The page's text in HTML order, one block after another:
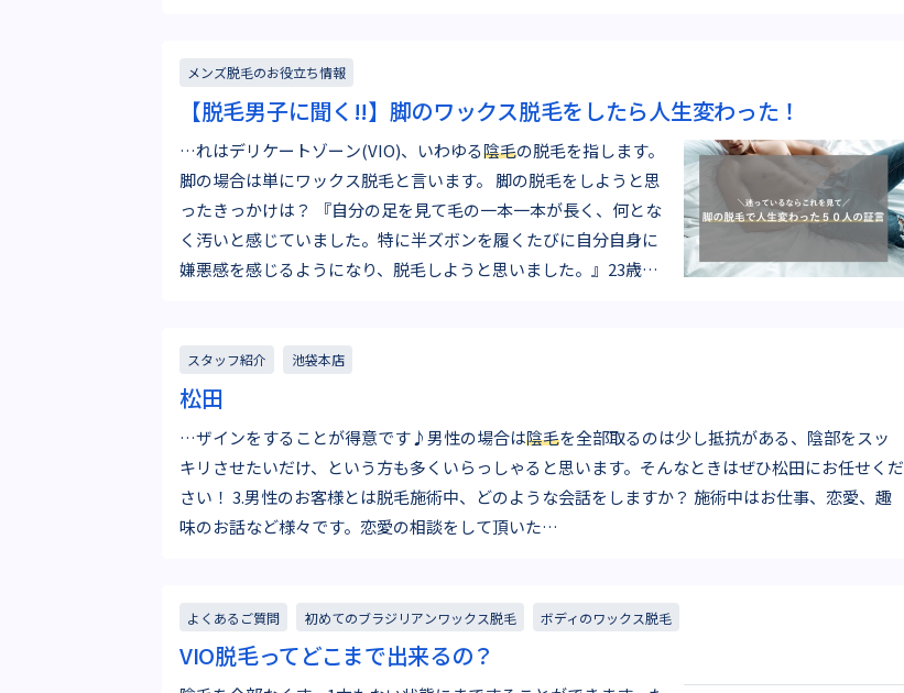
メンズ脱毛のお役立ち情報
【脱毛男子に聞く!!】脚のワックス脱毛をしたら人生変わった！
…れはデリケートゾーン(VIO)、いわゆる陰毛の脱毛を指します。
脚の場合は単にワックス脱毛と言います。 脚の脱毛をしようと思
ったきっかけは？ 『自分の足を見て毛の一本一本が長く、何とな
く汚いと感じていました。特に半ズボンを履くたびに自分自身に
嫌悪感を感じるようになり、脱毛しようと思いました。』23歳・
スタッフ紹介 池袋本店
松田
…ザインをすることが得意です♪男性の場合は陰毛を全部取るのは少し抵抗がある、陰部をスッ
キリさせたいだけ、という方も多くいらっしゃると思います。そんなときはぜひ松田にお任せくだ
さい！ 3.男性のお客様とは脱毛施術中、どのような会話をしますか？ 施術中はお仕事、恋愛、趣
味のお話など様々です。恋愛の相談をして頂いた…
よくあるご質問 初めてのブラジリアンワックス脱毛 ボディのワックス脱毛
VIO脱毛ってどこまで出来るの？